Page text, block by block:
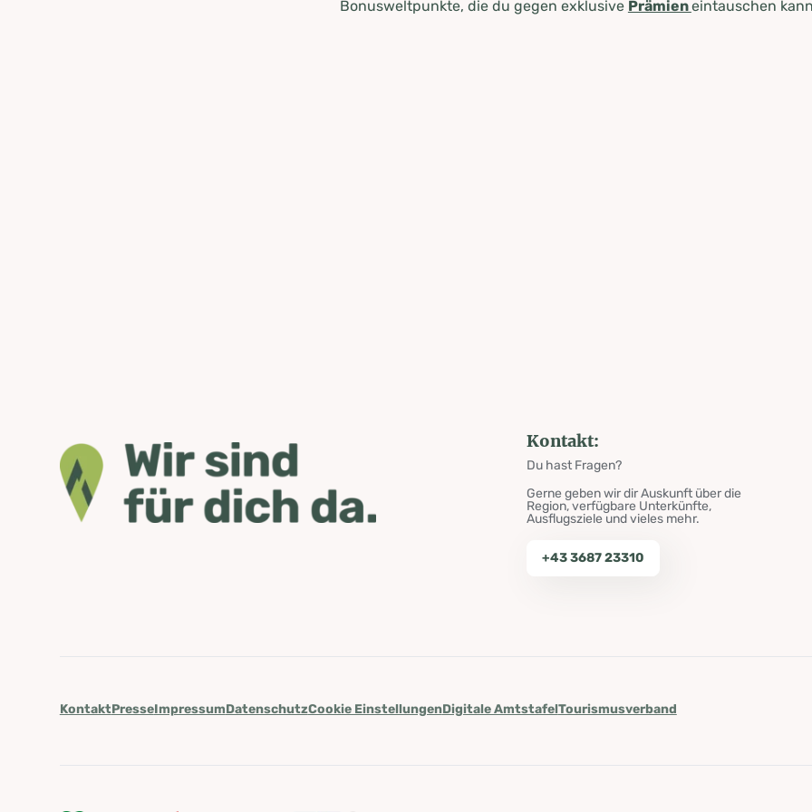
Bonusweltpunkte, die du gegen exklusive Prämieneintauschen
Kontakt:
Du hast Fragen?
Gerne geben wir dir Auskunft über die
Region, verfügbare Unterkünfte,
Ausflugsziele und vieles mehr.
+43 3687 23310
KontaktPresseImpressumDatenschutzCookie EinstellungenDigitale AmtstafelTourismusverband